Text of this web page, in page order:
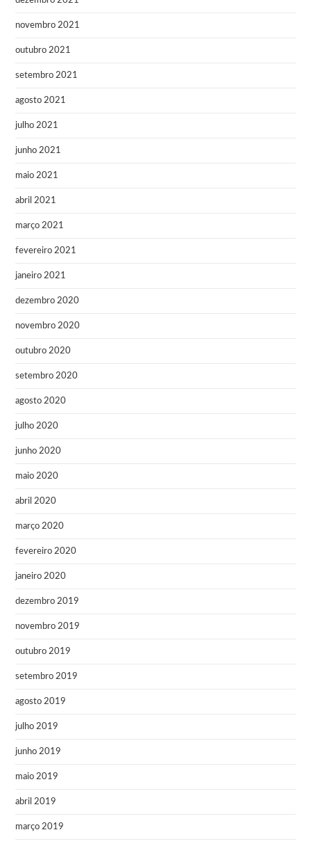
novembro 2021
outubro 2021
setembro 2021
agosto 2021
julho 2021
junho 2021
maio 2021
abril 2021
março 2021
fevereiro 2021
janeiro 2021
dezembro 2020
novembro 2020
outubro 2020
setembro 2020
agosto 2020
julho 2020
junho 2020
maio 2020
abril 2020
março 2020
fevereiro 2020
janeiro 2020
dezembro 2019
novembro 2019
outubro 2019
setembro 2019
agosto 2019
julho 2019
junho 2019
maio 2019
abril 2019
março 2019